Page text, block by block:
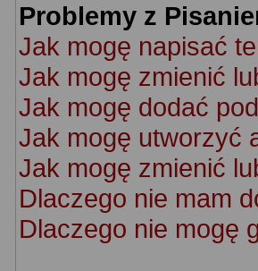
Problemy z
Jak mogę napisać
Jak mogę zmienić
Jak mogę dodać
Jak mogę utworzyć
Jak mogę zmienić
Dlaczego nie mam
Dlaczego nie mogę